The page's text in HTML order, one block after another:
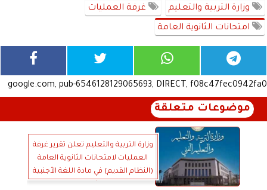
وزارة التربية والتعليم غرفة العمليات
امتحانات الثانوية العامة
google.com, pub-6546128129065693, DIRECT, f08c47fec0942fa0
موضوعات متعلقة
وزارة التربية والتعليم تعلن تقرير غرفة
العمليات لامتحانات الثانوية العامة
(النظام القديم) في مادة اللغة الأجنبية